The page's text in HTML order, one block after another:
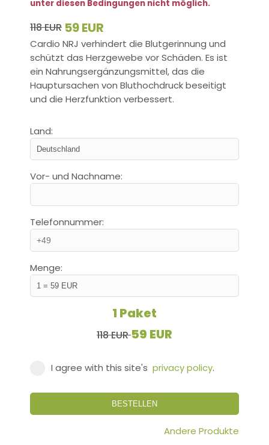
unter diesen Bedingungen nicht möglich.
118 EUR 59 EUR
Cardio NRJ verhindert die Blutgerinnung und
schützt das Herzgewebe vor Schäden. Es ist
ein Nahrungsergänzungsmittel, das die
Hauptursachen von Bluthochdruck beseitigt
und die Herzfunktion verbessert.
Land:
Vor- und Nachname:
Telefonnummer:
Menge:
1 Paket
118 EUR59 EUR
I agree with this site's privacy policy.
BESTELLEN
Andere Produkte